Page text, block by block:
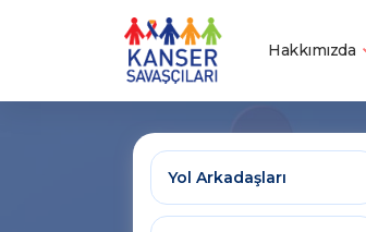
Hakkımızda
Yol Arkadaşları